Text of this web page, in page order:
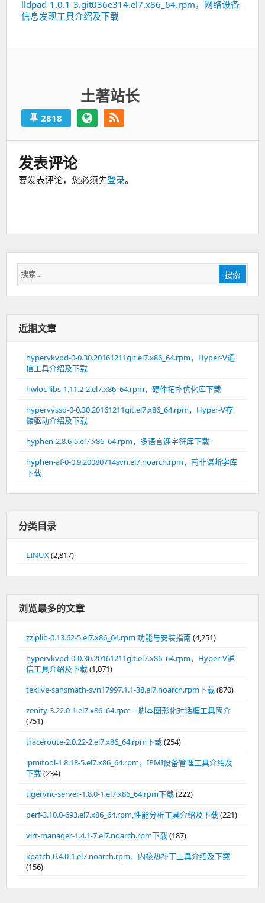
下
一
lldpad-1.0.1-3.git036e314.el7.x86_64.rpm，网络设备
信息发现工具介绍及下载
土著站长
2818
发表评论
要发表评论，您必须先登录。
搜
索：
搜索
近期文章
hypervkvpd-0-0.30.20161211git.el7.x86_64.rpm，Hyper-V通
信工具介绍及下载
hwloc-libs-1.11.2-2.el7.x86_64.rpm，硬件拓扑优化库下载
hypervvssd-0-0.30.20161211git.el7.x86_64.rpm，Hyper-V存
储驱动介绍及下载
hyphen-2.8.6-5.el7.x86_64.rpm，多语言连字符库下载
hyphen-af-0-0.9.20080714svn.el7.noarch.rpm，南非语断字库
下载
分类目录
LINUX(2,817)
浏览最多的文章
zziplib-0.13.62-5.el7.x86_64.rpm 功能与安装指南(4,251)
hypervkvpd-0-0.30.20161211git.el7.x86_64.rpm，Hyper-V通
信工具介绍及下载(1,071)
texlive-sansmath-svn17997.1.1-38.el7.noarch.rpm下载(870)
zenity-3.22.0-1.el7.x86_64.rpm – 脚本图形化对话框工具简介
(751)
traceroute-2.0.22-2.el7.x86_64.rpm下载(254)
ipmitool-1.8.18-5.el7.x86_64.rpm，IPMI设备管理工具介绍及
下载(234)
tigervnc-server-1.8.0-1.el7.x86_64.rpm下载(222)
perf-3.10.0-693.el7.x86_64.rpm,性能分析工具介绍及下载(221)
virt-manager-1.4.1-7.el7.noarch.rpm下载(187)
kpatch-0.4.0-1.el7.noarch.rpm，内核热补丁工具介绍及下载
(156)